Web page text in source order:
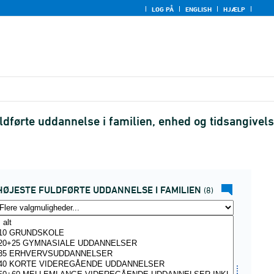
LOG PÅ ENGLISH HJÆLP
uddannelse i familien, enhed og
FULDFØRTE UDDANNELSE I FAMILIEN (8)